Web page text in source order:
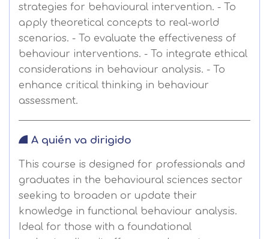
strategies for behavioural intervention. - To
apply theoretical concepts to real-world
scenarios. - To evaluate the effectiveness of
behaviour interventions. - To integrate ethical
considerations in behaviour analysis. - To
enhance critical thinking in behaviour
assessment.
A quién va dirigido
This course is designed for professionals and
graduates in the behavioural sciences sector
seeking to broaden or update their
knowledge in functional behaviour analysis.
Ideal for those with a foundational